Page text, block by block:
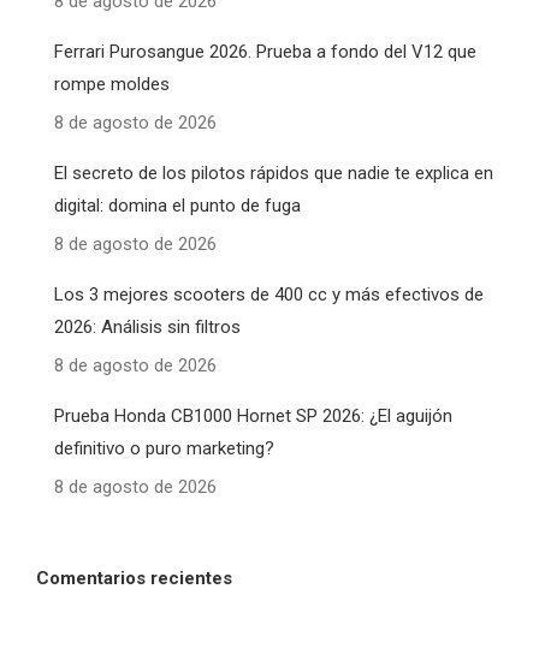
Ferrari Purosangue 2026. Prueba a fondo del V12 que
rompe moldes
8 de agosto de 2026
El secreto de los pilotos rápidos que nadie te explica en
digital: domina el punto de fuga
8 de agosto de 2026
Los 3 mejores scooters de 400 cc y más efectivos de
2026: Análisis sin filtros
8 de agosto de 2026
Prueba Honda CB1000 Hornet SP 2026: ¿El aguijón
definitivo o puro marketing?
8 de agosto de 2026
Comentarios recientes